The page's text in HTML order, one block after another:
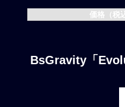
価格（税
BsGravity「